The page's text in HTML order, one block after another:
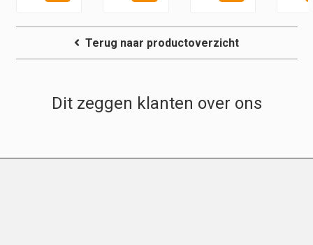
Terug naar productoverzicht
Dit zeggen klanten over ons